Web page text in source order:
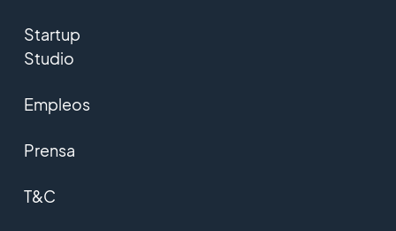
Startup
Studio
Empleos
Prensa
T&C